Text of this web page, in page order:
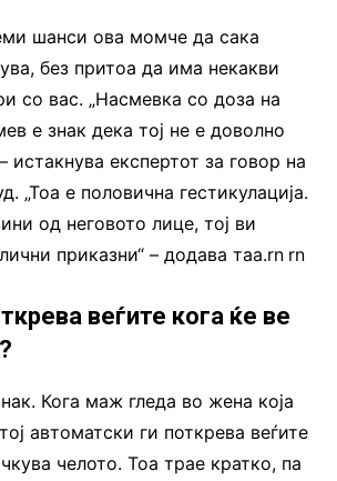
шанси ова момче да сака
без притоа да има некакви
со вас. „Насмевка со доза на
е знак дека тој не е доволно
истакнува експертот за говор на
„Тоа е половична гестикулација.
од неговото лице, тој ви
приказни“ – додава таа.rn rn
веѓите кога ќе ве
Кога маж гледа во жена која
автоматски ги поткрева веѓите
челото. Тоа трае кратко, па